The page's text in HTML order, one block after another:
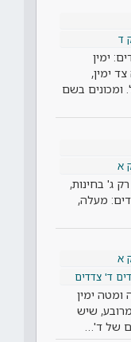
ד
ימין
ימין,
ומכונים בשם
א
ג' בחינות,
מעלה,
א
ד' צדדים
ימין
שיש
של ד'…